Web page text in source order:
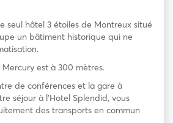
seul hôtel 3 étoiles de Montreux situé
un bâtiment historique qui ne
est à 300 mètres.
de conférences et la gare à
séjour à l’Hotel Splendid, vous
des transports en commun